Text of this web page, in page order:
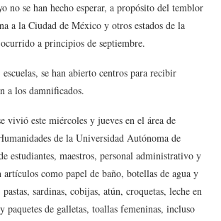
no se han hecho esperar, a propósito del temblor
a la Ciudad de México y otros estados de la
a principios de septiembre.
se han abierto centros para recibir
a los damnificados.
vivió este miércoles y jueves en el área de
de la Universidad Autónoma de
estudiantes, maestros, personal administrativo y
artículos como papel de baño, botellas de agua y
sardinas, cobijas, atún, croquetas, leche en
paquetes de galletas, toallas femeninas, incluso